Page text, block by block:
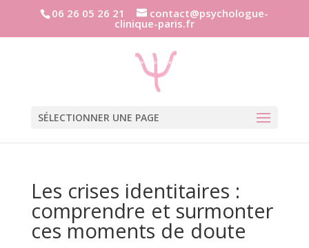
06 26 05 26 21 contact@psychologue-
clinique-paris.fr
SÉLECTIONNER UNE PAGE
Les crises identitaires :
comprendre et surmonter
ces moments de doute